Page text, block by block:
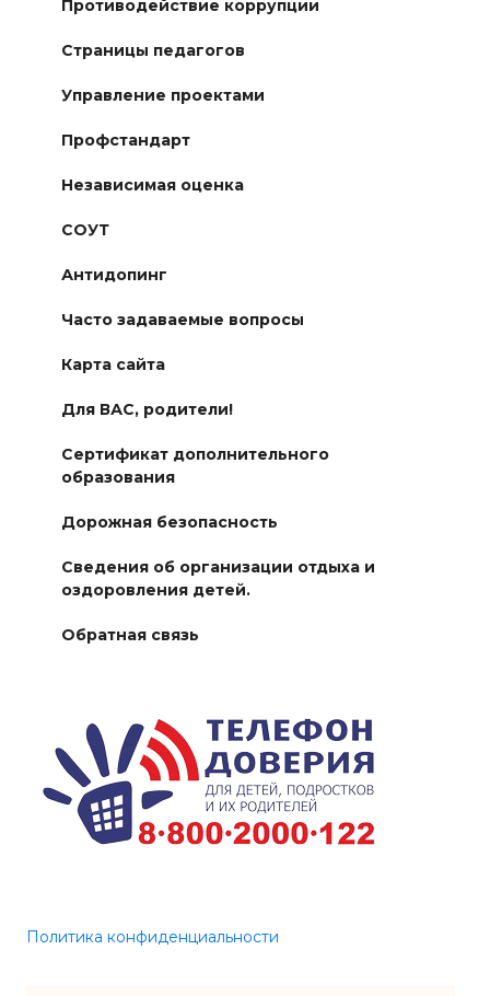
Противодействие коррупции
Страницы педагогов
Управление проектами
Профстандарт
Независимая оценка
СОУТ
Антидопинг
Часто задаваемые вопросы
Карта сайта
Для ВАС, родители!
Сертификат дополнительного
образования
Дорожная безопасность
Сведения об организации отдыха и
оздоровления детей.
Обратная связь
Политика конфиденциальности